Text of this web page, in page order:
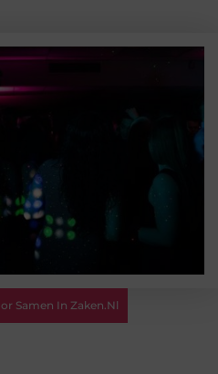
Samen In Zaken.nl